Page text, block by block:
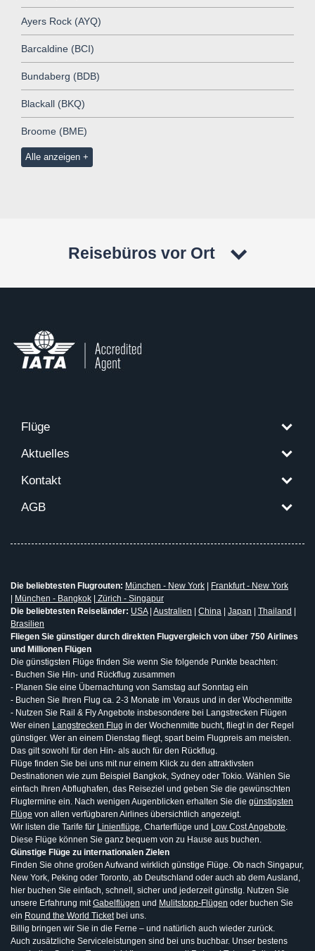
Ayers Rock (AYQ)
Barcaldine (BCI)
Bundaberg (BDB)
Blackall (BKQ)
Broome (BME)
Alle anzeigen
Reisebüros vor Ort
Flüge
Aktuelles
Kontakt
AGB
Die beliebtesten Flugrouten: München - New York
Frankfurt - New York
München - Bangkok
Zürich - Singapur
Die beliebtesten Reiseländer: USA| Australien China Japan Thailand
Brasilien
Fliegen Sie günstiger durch direkten Flugvergleich von über 750 Airlines
und Millionen Flügen
Die günstigsten Flüge finden Sie wenn Sie folgende Punkte beachten:
- Buchen Sie Hin- und Rückflug zusammen
- Planen Sie eine Übernachtung von Samstag auf Sonntag ein
- Buchen Sie Ihren Flug ca. 2-3 Monate im Voraus und in der Wochenmitte
- Nutzen Sie Rail & Fly Angebote insbesondere bei Langstrecken Flügen
Wer einen Langstrecken Flug in der Wochenmitte bucht, fliegt in der Regel
günstiger. Wer an einem Dienstag fliegt, spart beim Flugpreis am meisten.
Das gilt sowohl für den Hin- als auch für den Rückflug.
Flüge finden Sie bei uns mit nur einem Klick zu den attraktivsten
Destinationen wie zum Beispiel Bangkok, Sydney oder Tokio. Wählen Sie
einfach Ihren Abflughafen, das Reiseziel und geben Sie die gewünschten
Flugtermine ein. Nach wenigen Augenblicken erhalten Sie die günstigsten
Flüge von allen verfügbaren Airlines übersichtlich angezeigt.
Wir listen die Tarife für Linienflüge, Charterflüge und Low Cost Angebote.
Diese Flüge können Sie ganz bequem von zu Hause aus buchen.
Günstige Flüge zu internationalen Zielen
Finden Sie ohne großen Aufwand wirklich günstige Flüge. Ob nach Singapur,
New York, Peking oder Toronto, ab Deutschland oder auch ab dem Ausland,
hier buchen Sie einfach, schnell, sicher und jederzeit günstig. Nutzen Sie
unsere Erfahrung mitGabelflügen und Mulitstopp-Flügen oder buchen Sie
ein Round the World Ticketbei uns.
Billig bringen wir Sie in die Ferne – und natürlich auch wieder zurück.
Auch zusätzliche Serviceleistungen sind bei uns buchbar. Unser bestens